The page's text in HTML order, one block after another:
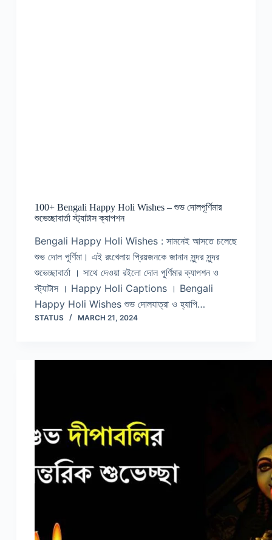
100+ Bengali Happy Holi Wishes – শুভ দোলপূর্ণিমার
শুভেচ্ছাবার্তা স্ট্যাটাস ক্যাপশন
Bengali Happy Holi Wishes : সামনেই আসতে চলেছে
শুভ দোল পূর্ণিমা। এই রংখেলায় প্রিয়জনকে জানান সুন্দর সুন্দর
শুভেচ্ছাবার্তা । সাথে দেওয়া রইলো দোল পূর্ণিমার ক্যাপশন ও
স্ট্যাটাস । Happy Holi Captions । Bengali
Happy Holi Wishes শুভ দোলযাত্রা ও হ্যাপি…
STATUS MARCH 21, 2024